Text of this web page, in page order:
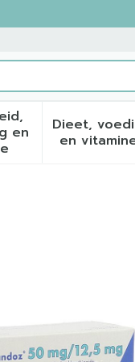
ensubmenu voor
Dieet,
en